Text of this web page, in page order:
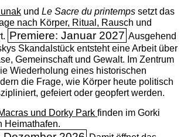
und Le Sacre du printempssetzt das
nach Körper, Ritual, Rausch und
Premiere: Januar 2027 Ausgehend
Skandalstück entsteht eine Arbeit über
Gemeinschaft und Gewalt. Im Zentrum
Wiederholung eines historischen
die Frage, wie Körper heute politisch
gefeiert oder geopfert werden.
und Dorky Park finden im Gorki
Heimathafen.